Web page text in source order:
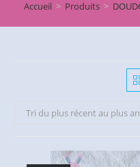
Accueil > Produits >
Tri du plus récent au plus